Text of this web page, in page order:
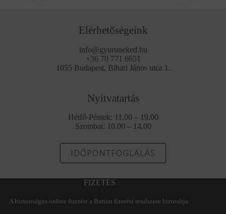
Elérhetőségeink
info@gyuruneked.hu
+36 70 771 6651
1055 Budapest, Bihari János utca 1.
Nyitvatartás
Hétfő-Péntek: 11.00 – 19.00
Szombat: 10.00 – 14.00
IDŐPONTFOGLALÁS
FIZETÉS
A biztonságos online fizetést a Barion fizetési rendszere biztosítja.